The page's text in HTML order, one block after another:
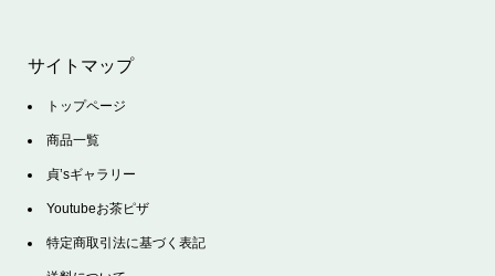
サイトマップ
トップページ
商品一覧
貞’sギャラリー
Youtubeお茶ピザ
特定商取引法に基づく表記